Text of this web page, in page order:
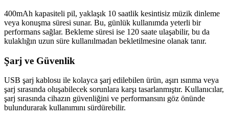
400mAh kapasiteli pil, yaklaşık 10 saatlik kesintisiz müzik dinleme
veya konuşma süresi sunar. Bu, günlük kullanımda yeterli bir
performans sağlar. Bekleme süresi ise 120 saate ulaşabilir, bu da
kulaklığın uzun süre kullanılmadan bekletilmesine olanak tanır.
Şarj ve Güvenlik
USB şarj kablosu ile kolayca şarj edilebilen ürün, aşırı ısınma veya
şarj sırasında oluşabilecek sorunlara karşı tasarlanmıştır. Kullanıcılar,
şarj sırasında cihazın güvenliğini ve performansını göz önünde
bulundurarak kullanımını sürdürebilir.